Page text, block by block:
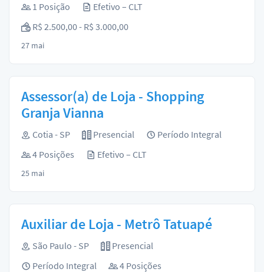
1 Posição
Efetivo – CLT
R$ 2.500,00 - R$ 3.000,00
27 mai
Assessor(a) de Loja - Shopping
Granja Vianna
Cotia - SP Presencial
Período Integral
4 Posições
Efetivo – CLT
25 mai
Auxiliar de Loja - Metrô Tatuapé
São Paulo - SP
Presencial
Período Integral
4 Posições